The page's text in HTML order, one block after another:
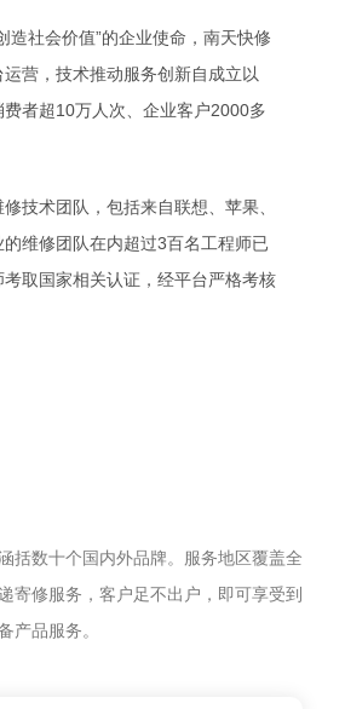
造社会价值”的企业使命，南天快修
营，技术推动服务创新自成立以
者超10万人次、企业客户2000多
技术团队，包括来自联想、苹果、
维修团队在内超过3百名工程师已
取国家相关认证，经平台严格考核
括数十个国内外品牌。服务地区覆盖全
寄修服务，客户足不出户，即可享受到
产品服务。